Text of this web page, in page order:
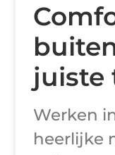
juiste
Werken
heerlijke